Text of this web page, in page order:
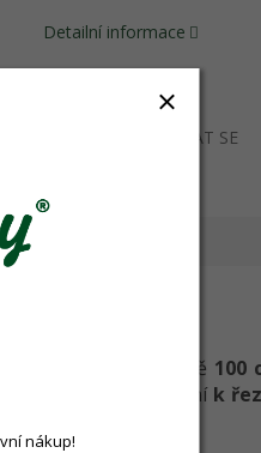
Detailní informace
ZEPTAT SE
dorůstá maximálně 100
pylu je perfektní k
nákup!